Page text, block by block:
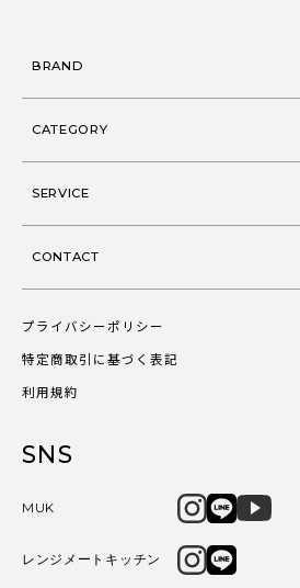
BRAND
CATEGORY
SERVICE
CONTACT
プライバシーポリシー
特定商取引に基づく表記
利用規約
SNS
MUK
レンジメートキッチン